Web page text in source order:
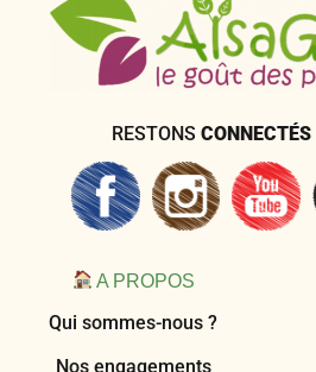
RESTONS CONNECTÉS
A PROPOS
Qui sommes-nous ?
Nos engagements